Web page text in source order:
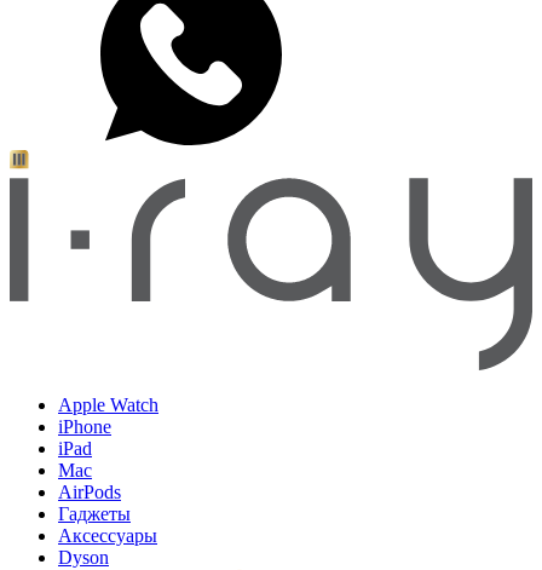
Apple Watch
iPhone
iPad
Mac
AirPods
Гаджеты
Аксессуары
Dyson